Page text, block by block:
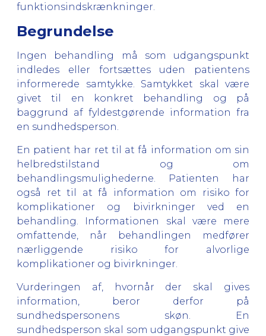
funktionsindskrænkninger.
Begrundelse
Ingen behandling må som udgangspunkt
indledes eller fortsættes uden patientens
informerede samtykke. Samtykket skal være
givet til en konkret behandling og på
baggrund af fyldestgørende information fra
en sundhedsperson.
En patient har ret til at få information om sin
helbredstilstand og om
behandlingsmulighederne. Patienten har
også ret til at få information om risiko for
komplikationer og bivirkninger ved en
behandling. Informationen skal være mere
omfattende, når behandlingen medfører
nærliggende risiko for alvorlige
komplikationer og bivirkninger.
Vurderingen af, hvornår der skal gives
information, beror derfor på
sundhedspersonens skøn. En
sundhedsperson skal som udgangspunkt give